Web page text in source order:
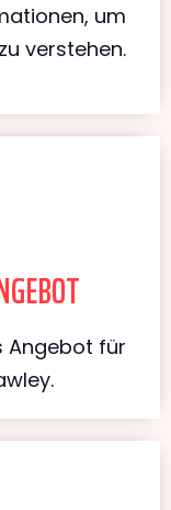
um
verstehen.
Angebot für